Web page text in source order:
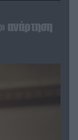
ανάρτηση